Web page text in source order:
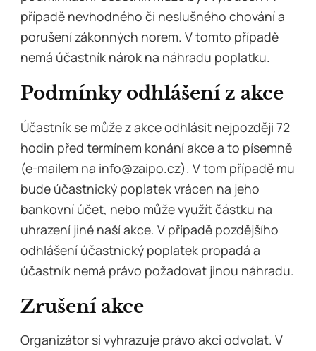
případě nevhodného či neslušného chování a
porušení zákonných norem. V tomto případě
nemá účastník nárok na náhradu poplatku.
Podmínky odhlášení z akce
Účastník se může z akce odhlásit nejpozději 72
hodin před termínem konání akce a to písemně
(e-mailem na info@zaipo.cz). V tom případě mu
bude účastnický poplatek vrácen na jeho
bankovní účet, nebo může využít částku na
uhrazení jiné naší akce. V případě pozdějšího
odhlášení účastnický poplatek propadá a
účastník nemá právo požadovat jinou náhradu.
Zrušení akce
Organizátor si vyhrazuje právo akci odvolat. V